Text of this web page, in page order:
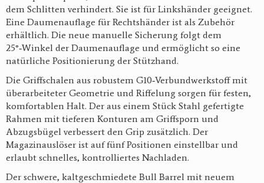
dem Schlitten verhindert. Sie ist für Linkshänder geeignet.
Eine Daumenauflage für Rechtshänder ist als Zubehör
erhältlich. Die neue manuelle Sicherung folgt dem
25°‑Winkel der Daumenauflage und ermöglicht so eine
natürliche Positionierung der Stützhand.
Die Griffschalen aus robustem G10‑Verbundwerkstoff mit
überarbeiteter Geometrie und Riffelung sorgen für festen,
komfortablen Halt. Der aus einem Stück Stahl gefertigte
Rahmen mit tieferen Konturen am Griffsporn und
Abzugsbügel verbessert den Grip zusätzlich. Der
Magazinauslöser ist auf fünf Positionen einstellbar und
erlaubt schnelles, kontrolliertes Nachladen.
Der schwere, kaltgeschmiedete Bull Barrel mit neuem